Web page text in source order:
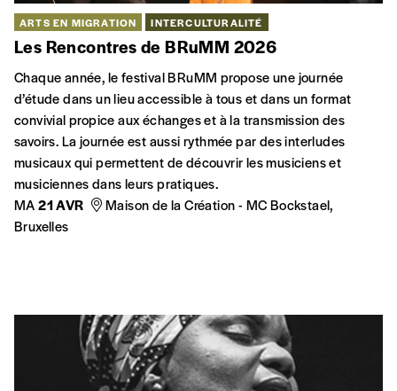
ARTS EN MIGRATION INTERCULTURALITÉ
Les Rencontres de BRuMM 2026
Chaque année, le festival BRuMM propose une journée
d’étude dans un lieu accessible à tous et dans un format
convivial propice aux échanges et à la transmission des
savoirs. La journée est aussi rythmée par des interludes
musicaux qui permettent de découvrir les musiciens et
musiciennes dans leurs pratiques.
MA21 AVR
Maison de la Création - MC Bockstael,
Bruxelles